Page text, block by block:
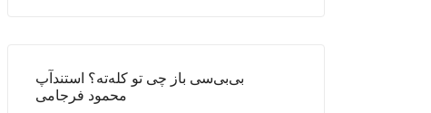
بی‌بی‌سی باز چی تو کله‌ته؟ استندآپ
محمود فرجامی